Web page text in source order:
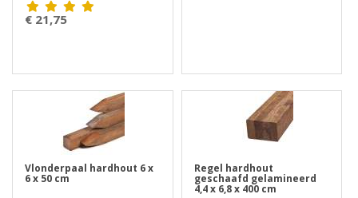
€ 21,75
Vlonderpaal hardhout 6 x
6 x 50 cm
Regel hardhout
geschaafd gelamineerd
4,4 x 6,8 x 400 cm